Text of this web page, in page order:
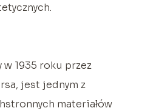
w 1935 roku przez
jest jednym z
materiałów